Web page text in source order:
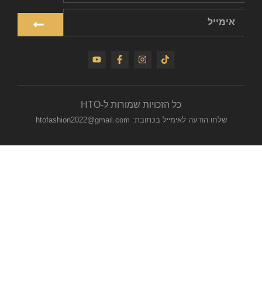
כל הזכויות שמורות ל-HTO
שלחו הודעה לאימייל בכתובת: htofashion2022@gmail.com